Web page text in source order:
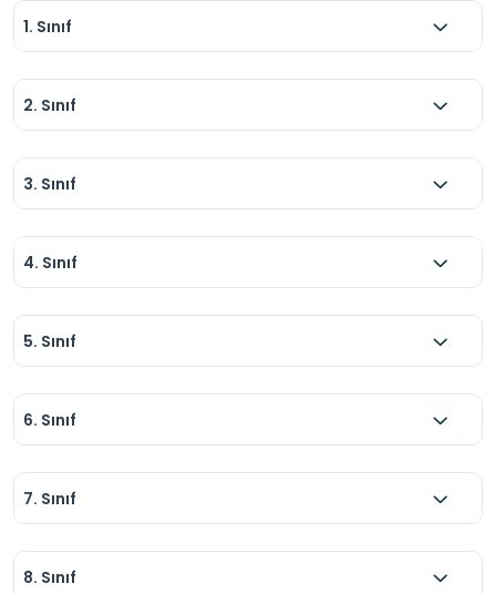
1. Sınıf
2. Sınıf
3. Sınıf
4. Sınıf
5. Sınıf
6. Sınıf
7. Sınıf
8. Sınıf